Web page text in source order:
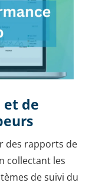
et de
des rapports de
collectant les
de suivi du